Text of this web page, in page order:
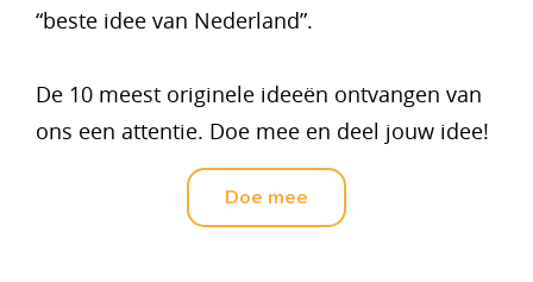
“beste idee van Nederland”.
De 10 meest originele ideeën ontvangen van
ons een attentie. Doe mee en deel jouw idee!
Doe mee